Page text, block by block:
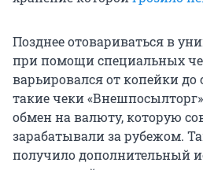
Позднее отовариваться в
при помощи специальных
варьировался от копейки до
такие чеки
обмен на валюту, которую
зарабатывали за рубежом.
получило дополнительный